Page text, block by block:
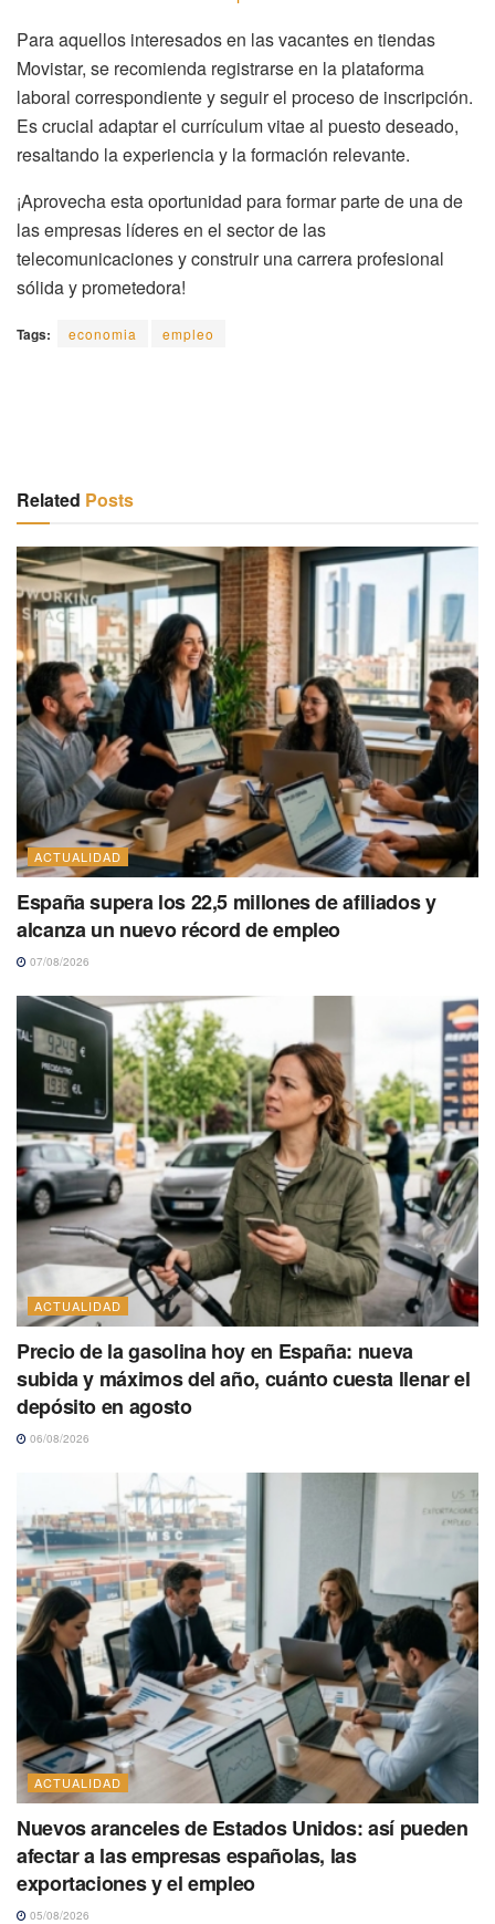
Para aquellos interesados en las vacantes en tiendas
Movistar, se recomienda registrarse en la plataforma
laboral correspondiente y seguir el proceso de inscripción.
Es crucial adaptar el currículum vitae al puesto deseado,
resaltando la experiencia y la formación relevante.
¡Aprovecha esta oportunidad para formar parte de una de
las empresas líderes en el sector de las
telecomunicaciones y construir una carrera profesional
sólida y prometedora!
Tags: economia empleo
Related Posts
ACTUALIDAD
España supera los 22,5 millones de afiliados y
alcanza un nuevo récord de empleo
07/08/2026
ACTUALIDAD
Precio de la gasolina hoy en España: nueva
subida y máximos del año, cuánto cuesta llenar el
depósito en agosto
06/08/2026
ACTUALIDAD
Nuevos aranceles de Estados Unidos: así pueden
afectar a las empresas españolas, las
exportaciones y el empleo
05/08/2026